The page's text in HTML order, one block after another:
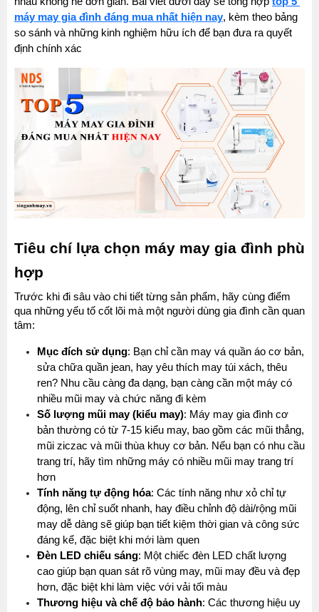
máy may gia đình đáng mua nhất hiện nay, kèm theo bảng
so sánh và những kinh nghiệm hữu ích để bạn đưa ra quyết
định chính xác
Tiêu chí lựa chọn máy may gia đình phù
hợp
Trước khi đi sâu vào chi tiết từng sản phẩm, hãy cùng điểm
qua những yếu tố cốt lõi mà một người dùng gia đình cần quan
tâm:
Mục đích sử dụng: Bạn chỉ cần may vá quần áo cơ bản,
sửa chữa quần jean, hay yêu thích may túi xách, thêu
ren? Nhu cầu càng đa dạng, bạn càng cần một máy có
nhiều mũi may và chức năng đi kèm
Số lượng mũi may (kiểu may): Máy may gia đình cơ
bản thường có từ 7-15 kiểu may, bao gồm các mũi thẳng,
mũi ziczac và mũi thùa khuy cơ bản. Nếu bạn có nhu cầu
trang trí, hãy tìm những máy có nhiều mũi may trang trí
hơn
Tính năng tự động hóa: Các tính năng như xỏ chỉ tự
động, lên chỉ suốt nhanh, hay điều chỉnh độ dài/rộng mũi
may dễ dàng sẽ giúp bạn tiết kiệm thời gian và công sức
đáng kể, đặc biệt khi mới làm quen
Đèn LED chiếu sáng: Một chiếc đèn LED chất lượng
cao giúp bạn quan sát rõ vùng may, mũi may đều và đẹp
hơn, đặc biệt khi làm việc với vải tối màu
Thương hiệu và chế độ bảo hành: Các thương hiệu uy